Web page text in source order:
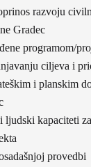
razvoju
Gradec
programom/
ciljeva i
i planskim
ljudski kapaciteti
provedbi